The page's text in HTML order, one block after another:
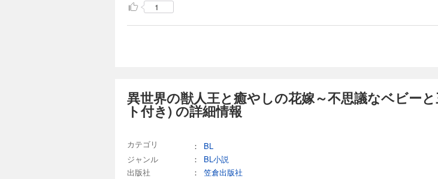
1
異世界の獣人王と癒やしの花嫁～不思議なベビー
ト付き) の詳細情報
カテゴリ ：
BL
ジャンル
：
BL小説
出版社
：
笠倉出版社